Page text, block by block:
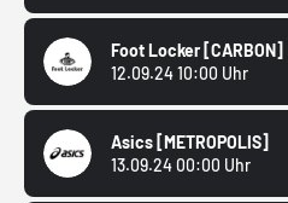
Foot Locker [CARBON]
12.09.24 10:00 Uhr
Asics [METROPOLIS]
13.09.24 00:00 Uhr